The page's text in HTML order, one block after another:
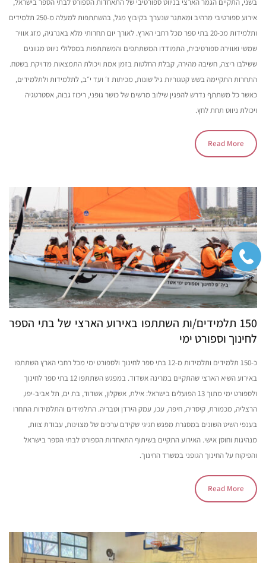
בשני, התקיים הגמר הארצי בניווט ספורטיבי של התאחדות הספורט לבתי הספר בישראל,
אירוע ספורטיבי מרהיב ומאתגר שנערך בקיבוץ מגל, בהשתתפות למעלה מ-250 תלמידים
ותלמידות מכ-20 בתי ספר מכל רחבי הארץ. לאורך יום תחרותי מלא באנרגיה, מזג אוויר
שמשי ואווירה ספורטיבית, התמודדו המשתתפים והמשתתפות במסלולי ניווט מגוונים
ששילבו ריצה, חשיבה מהירה, קבלת החלטות בזמן אמת ויכולת התמצאות מדויקת בשטח.
התחרות התקיימה בשש קטגוריות גיל שונות, מכיתות ז׳ ועד י״ב, לתלמידות ולתלמידים,
כאשר כל משתתף נדרש להפגין שילוב מרשים של כושר גופני, ריכוז גבוה, אסטרטגיה
ויכולת ניווט תחת לחץ.
Read More
150 תלמידים/ות השתתפו באירוע הארצי של בתי הספר
לחינוך וספורט ימי
כ-150 תלמידים ותלמידות מ-12 בתי ספר לחינוך ולספורט ימי מכל רחבי הארץ השתתפו
באירוע השיא הארצי שהתקיים במרינה אשדוד. במפגש השתתפו 12 בתי ספר לחינוך
ולספורט ימי מתוך 13 הפועלים בישראל: אילת, אשקלון, אשדוד, בת ים, תל אביב-יפו,
הרצליה, מכמורת, קיסריה, חיפה, עכו, עמק הירדן וטבריה. התלמידים והתלמידות התחרו
בענפי השיט השונים במסגרת מפגש חגיגי שקידם ערכים של מצוינות, עבודת צוות,
מנהיגות וחוסן אישי. האירוע התקיים בשיתוף התאחדות הספורט לבתי הספר בישראל
והפיקוח על החינוך הגופני במשרד החינוך.
Read More